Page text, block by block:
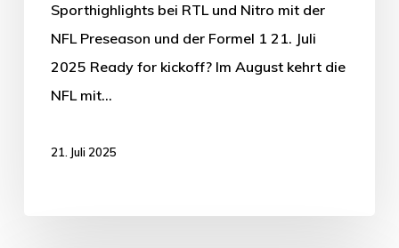
Sporthighlights bei RTL und Nitro mit der
NFL Preseason und der Formel 1 21. Juli
2025 Ready for kickoff? Im August kehrt die
NFL mit…
21. Juli 2025